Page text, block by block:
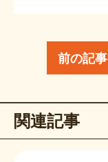
前の記事
関連記事